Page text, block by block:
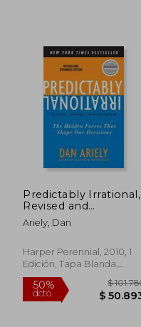
Predictably Irrational,
Revised and
Expanded Edition:
The Hidden Forces
Decisions (en Inglés)
Ariely, Dan
Harper Perennial, 2010, 1
Edición, Tapa Blanda,
Nuevo